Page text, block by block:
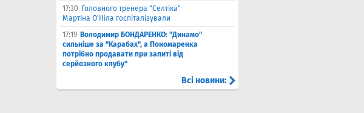
17:30 Головного тренера "Селтіка"
Мартіна О'Ніла госпіталізували
17:19 Володимир БОНДАРЕНКО: "Динамо"
сильніше за "Карабах", а Пономаренка
потрібно продавати при запиті від
серйозного клубу"
Всі новини: